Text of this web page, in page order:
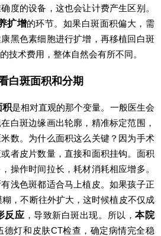
度的设备，这也会让计费产生区别。
扩增的环节。如果白斑面积偏大，需
黑色素细胞进行扩增，再移植回白斑
技术费用，整体自然会有所不同。
白斑面积和分期
积是相对直观的那个变量。一般医生会
白斑边缘画出轮廓，精准标定范围，
数。为什么面积这么关键？因为手术
者皮片数量，直接和面积挂钩。面积
操作时间拉长，耗材消耗相应增多。
浅色斑都适合马上植皮。如果孩子正
糊，不断往外扩大，这时候植皮不仅成
反应 ，导致新白斑出现。所以，本院
德灯和皮肤CT检查，确定病情完全稳